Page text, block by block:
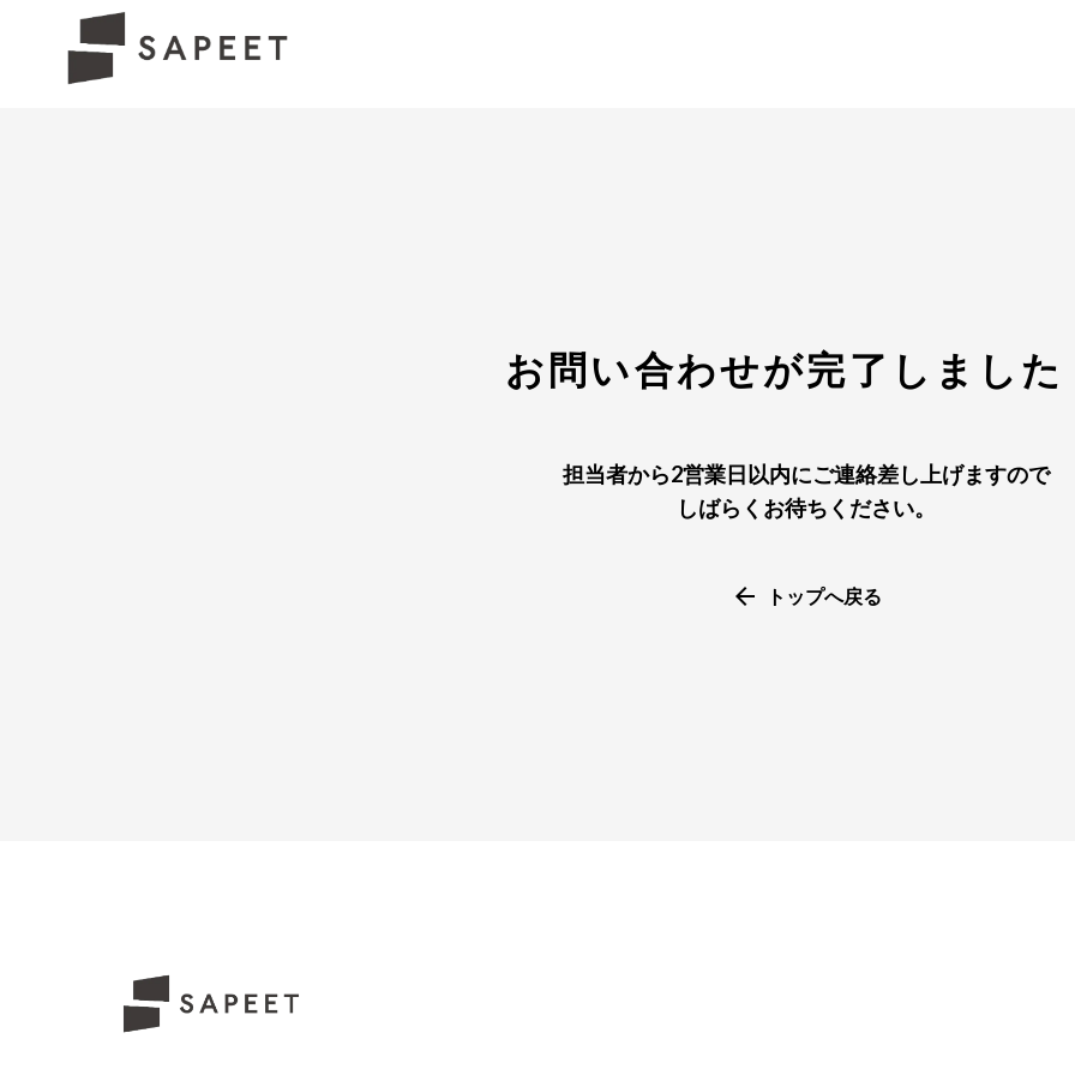
お問い合わせが完了しました
担当者から2営業日以内にご連絡差し上げますので
しばらくお待ちください。
arrow_back トップへ戻る